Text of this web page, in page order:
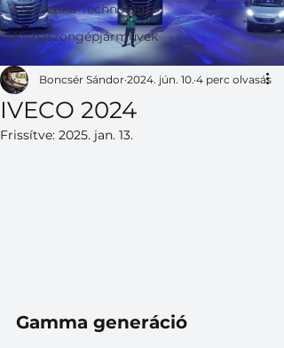
Logisztika-Technológia
Kishaszongépjárművek
IVECO 2024
Boncsér Sándor 2024. jún. 10. 4 perc olvasás
Frissítve: 2025. jan. 13.
Gamma generáció